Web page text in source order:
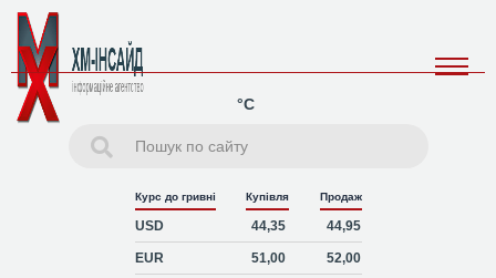
°C
Курс до гривні Купівля Продаж
USD 44,35 44,95
EUR 51,00 52,00